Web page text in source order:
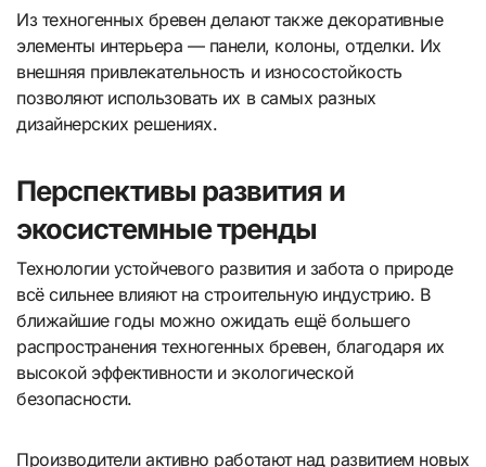
Из техногенных бревен делают также декоративные
элементы интерьера — панели, колоны, отделки. Их
внешняя привлекательность и износостойкость
позволяют использовать их в самых разных
дизайнерских решениях.
Перспективы развития и
экосистемные тренды
Технологии устойчевого развития и забота о природе
всё сильнее влияют на строительную индустрию. В
ближайшие годы можно ожидать ещё большего
распространения техногенных бревен, благодаря их
высокой эффективности и экологической
безопасности.
Производители активно работают над развитием новых